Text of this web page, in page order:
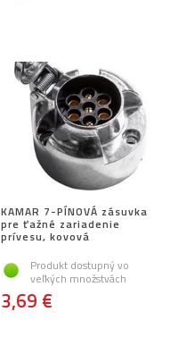
KAMAR 7-PÍNOVÁ zásuvka
pre ťažné zariadenie
prívesu, kovová
Produkt dostupný vo
veľkých množstvách
3,69 €